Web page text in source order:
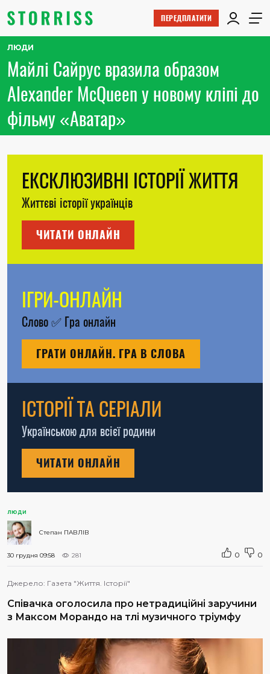
ПЕРЕДПЛАТИТИ
ЛЮДИ
Майлі Сайрус вразила образом
Alexander McQueen у новому кліпі до
фільму «Аватар»
ЕКСКЛЮЗИВНІ ІСТОРІЇ ЖИТТЯ
Життєві історії українців
ЧИТАТИ ОНЛАЙН
ІГРИ-ОНЛАЙН
Слово✅ Гра онлайн
ГРАТИ ОНЛАЙН. ГРА В СЛОВА
ІСТОРІЇ ТА СЕРІАЛИ
Українською для всієї родини
ЧИТАТИ ОНЛАЙН
ЛЮДИ
Степан ПАВЛІВ
30 грудня 09:58 281 0 0
Джерело: Газета "Життя. Історії"
Співачка оголосила про нетрадиційні заручини
з Максом Морандо на тлі музичного тріумфу